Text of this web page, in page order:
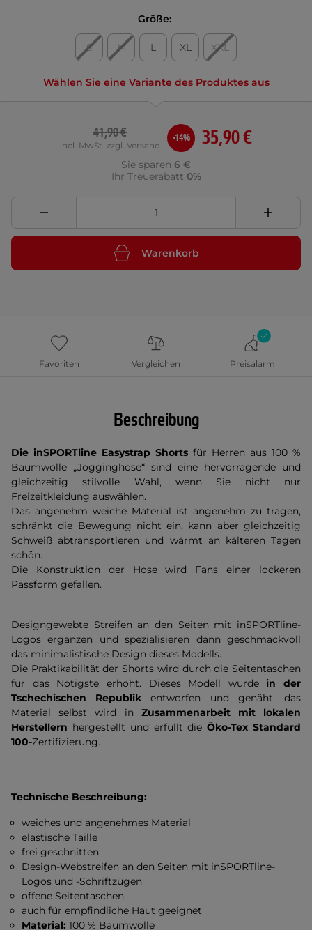
Größe:
S M L XL XXL
Wählen Sie eine Variante des Produktes aus
35,90 €
41,90 €
incl. MwSt. zzgl. Versand
-14%
Sie sparen 6 €
Ihr Treuerabatt 0%
Warenkorb
Favoriten Vergleichen Preisalarm
Beschreibung
Die inSPORTline Easystrap Shorts für Herren aus 100 %
Baumwolle „Jogginghose“ sind eine hervorragende und
gleichzeitig stilvolle Wahl, wenn Sie nicht nur
Freizeitkleidung auswählen.
Das angenehm weiche Material ist angenehm zu tragen,
schränkt die Bewegung nicht ein, kann aber gleichzeitig
Schweiß abtransportieren und wärmt an kälteren Tagen
schön.
Die Konstruktion der Hose wird Fans einer lockeren
Passform gefallen.
Designgewebte Streifen an den Seiten mit inSPORTline-
Logos ergänzen und spezialisieren dann geschmackvoll
das minimalistische Design dieses Modells.
Die Praktikabilität der Shorts wird durch die Seitentaschen
für das Nötigste erhöht. Dieses Modell wurdein der
Tschechischen Republikentworfen und genäht, das
Material selbst wird in Zusammenarbeit mit lokalen
Herstellern hergestellt und erfüllt dieÖko-Tex Standard
100-Zertifizierung.
Technische Beschreibung:
weiches und angenehmes Material
elastische Taille
frei geschnitten
Design-Webstreifen an den Seiten mit inSPORTline-
Logos und -Schriftzügen
offene Seitentaschen
auch für empfindliche Haut geeignet
Material: 100 % Baumwolle